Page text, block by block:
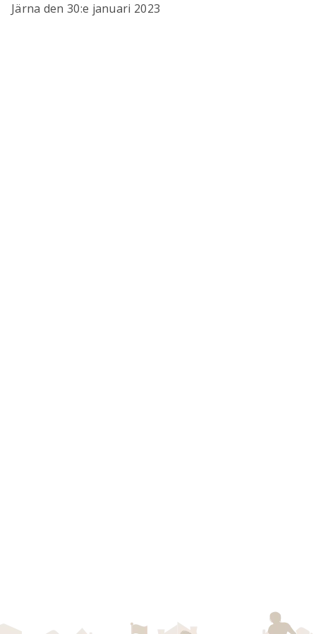
Järna den 30:e januari 2023